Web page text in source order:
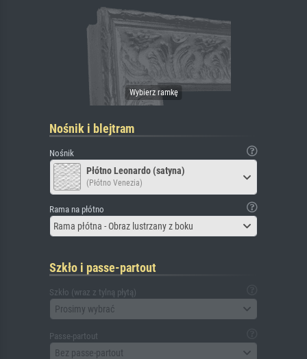
Nośnik i blejtram
Nośnik
Płótno Leonardo (satyna)
(Płótno Venezia)
Rama na płótno
Rama płótna - Obraz lustrzany z boku
Szkło i passe-partout
Szkło (wraz z tylną płytą)
Prosimy wybrać
Passe-partout
Bez passe-partout